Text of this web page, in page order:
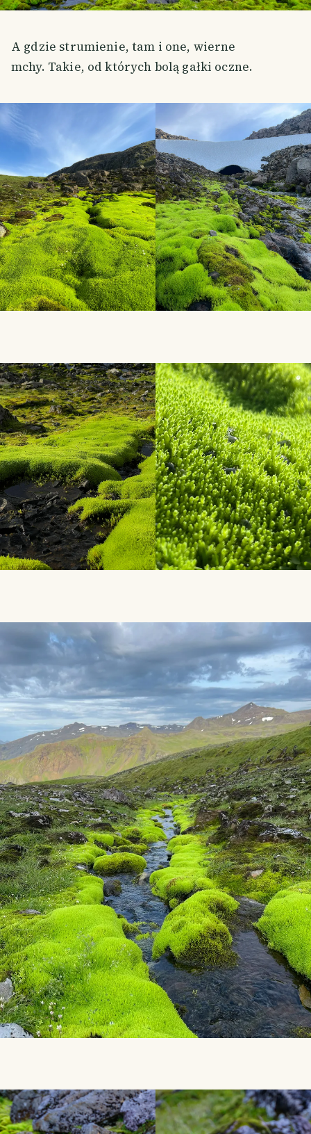
A gdzie strumienie, tam i one, wierne
mchy. Takie, od których bolą gałki oczne.